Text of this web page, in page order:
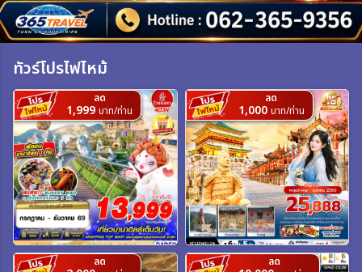
ระหว่าง
ค้นหา
ทัวร์โปรไฟไหม้
ลด
1,999 บาท/ท่าน
ลด
1,000 บาท/ท่าน
ลด ลด